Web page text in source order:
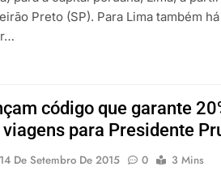
Preto (SP). Para Lima também
código que garante
para Presidente
14 De Setembro De 2015 0
3 Mins